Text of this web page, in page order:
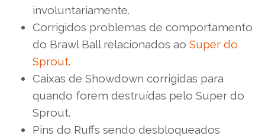
involuntariamente.
Corrigidos problemas de comportamento
do Brawl Ball relacionados ao Super do
Sprout.
Caixas de Showdown corrigidas para
quando forem destruídas pelo Super do
Sprout.
Pins do Ruffs sendo desbloqueados